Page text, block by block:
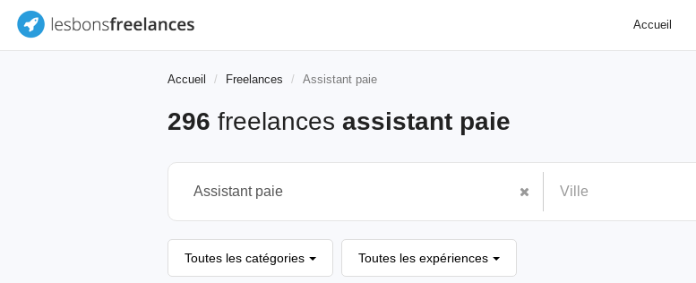
Accueil
Accueil Freelances Assistant paie
296 freelances assistant paie
Toutes les catégories Toutes les expériences